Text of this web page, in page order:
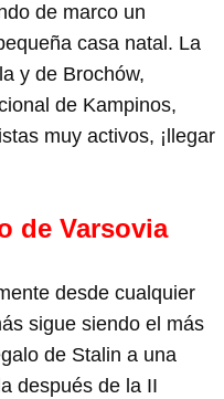
de marco un
casa natal. La
y de Brochów,
de Kampinos,
muy activos, ¡llegar
de Varsovia
desde cualquier
sigue siendo el más
de Stalin a una
después de la II